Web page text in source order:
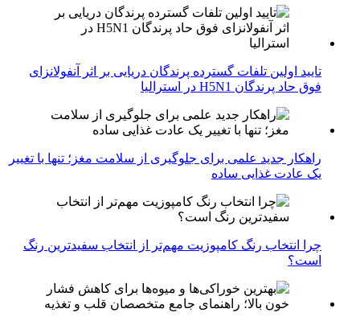
تایید اولین تلفات گسترده پرندگان دریایی بر اثر آنفولانزای
فوق حاد پرندگان H5N1 در استرالیا
راهکار جدید علمی برای جلوگیری از سلامت مغز؛ تنها با تغییر
یک عادت غذایی ساده
چرا انتخاب رنگ کامپوزیت مهم‌تر از انتخاب سفیدترین رنگ
است؟